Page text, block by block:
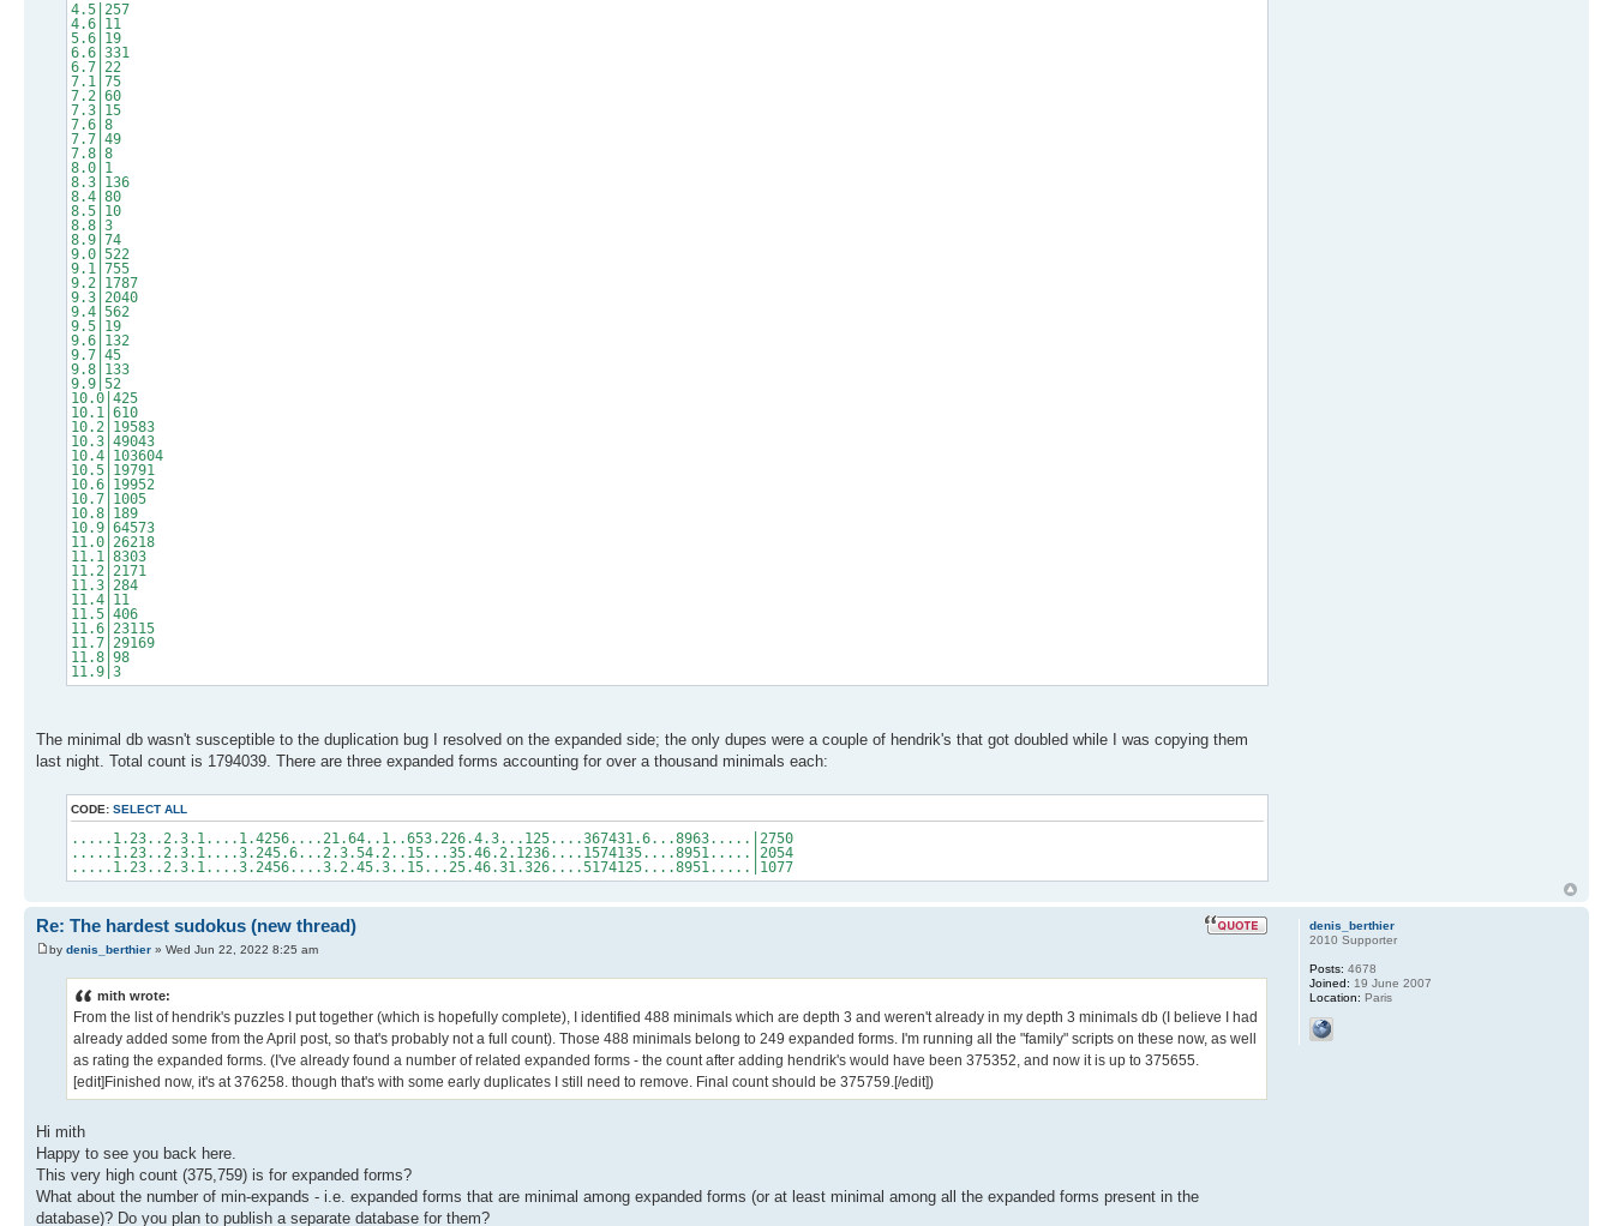
4.5|257
4.6|11
5.6|19
6.6|331
6.7|22
7.1|75
7.2|60
7.3|15
7.6|8
7.7|49
7.8|8
8.0|1
8.3|136
8.4|80
8.5|10
8.8|3
8.9|74
9.0|522
9.1|755
9.2|1787
9.3|2040
9.4|562
9.5|19
9.6|132
9.7|45
9.8|133
9.9|52
10.0|425
10.1|610
10.2|19583
10.3|49043
10.4|103604
10.5|19791
10.6|19952
10.7|1005
10.8|189
10.9|64573
11.0|26218
11.1|8303
11.2|2171
11.3|284
11.4|11
11.5|406
11.6|23115
11.7|29169
11.8|98
11.9|3
The minimal db wasn't susceptible to the duplication bug I resolved on the expanded side; the only dupes were a couple of hendrik's that got doubled while I was copying them
last night. Total count is 1794039. There are three expanded forms accounting for over a thousand minimals each:
CODE: SELECT ALL
.....1.23..2.3.1....1.4256....21.64..1..653.226.4.3...125....367431.6...8963.....|2750
.....1.23..2.3.1....3.245.6...2.3.54.2..15...35.46.2.1236....1574135....8951.....|2054
.....1.23..2.3.1....3.2456....3.2.45.3..15...25.46.31.326....5174125....8951.....|1077
Re: The hardest sudokus (new thread)
by denis_berthier » Wed Jun 22, 2022 8:25 am
mith wrote:
From the list of hendrik's puzzles I put together (which is hopefully complete), I identified 488 minimals which are depth 3 and weren't already in my depth 3 minimals db (I believe I had
already added some from the April post, so that's probably not a full count). Those 488 minimals belong to 249 expanded forms. I'm running all the "family" scripts on these now, as well
as rating the expanded forms. (I've already found a number of related expanded forms - the count after adding hendrik's would have been 375352, and now it is up to 375655.
[edit]Finished now, it's at 376258. though that's with some early duplicates I still need to remove. Final count should be 375759.[/edit])
Hi mith
Happy to see you back here.
This very high count (375,759) is for expanded forms?
What about the number of min-expands - i.e. expanded forms that are minimal among expanded forms (or at least minimal among all the expanded forms present in the
database)? Do you plan to publish a separate database for them?
denis_berthier
2010 Supporter
Posts: 4678
Joined: 19 June 2007
Location: Paris